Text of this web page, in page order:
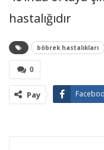
hastalığıdır
böbrek hastalıkları
0
Pay